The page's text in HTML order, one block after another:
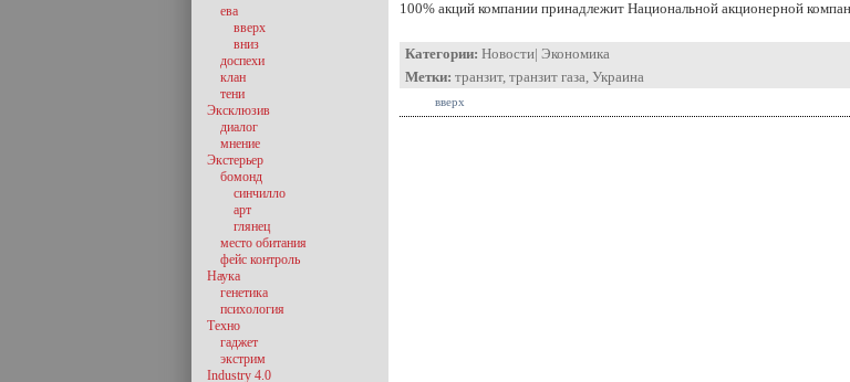
100% акций компании принадлежит Национальной акционерной
Категории: Новости| Экономика
Метки: транзит, транзит газа, Украина
вверх
ева
вверх
вниз
доспехи
клан
тени
Эксклюзив
диалог
мнение
Экстерьер
бомонд
синчилло
арт
глянец
место обитания
фейс контроль
Наука
генетика
психология
Техно
гаджет
экстрим
Industry 4.0